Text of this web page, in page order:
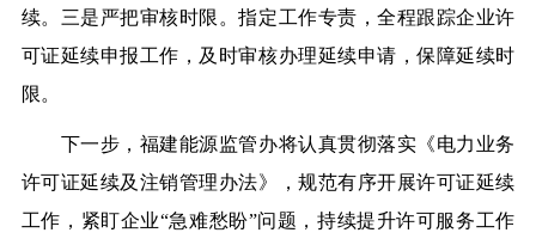
续。 三是严把审核时限。指定工作专责，全程跟踪企业许
可证延续申报工作，及时审核办理延续申请，保障延续时
限。
下一步，福建能源监管办将认真贯彻落实《电力业务
许可证延续及注销管理办法》，规范有序开展许可证延续
工作，紧盯企业“急难愁盼”问题，持续提升许可服务工作